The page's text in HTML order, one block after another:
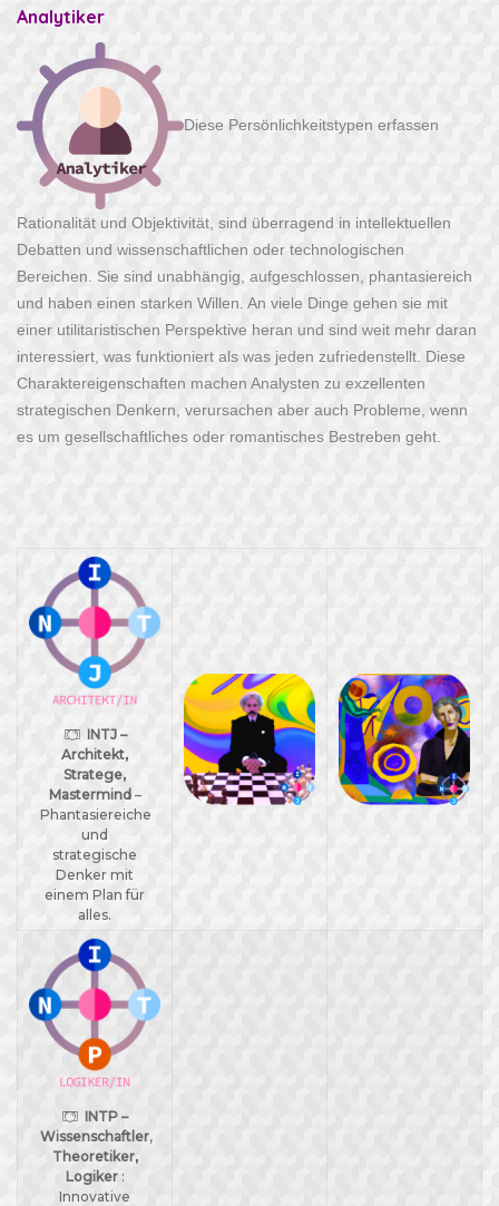
Analytiker
Diese Persönlichkeitstypen erfassen
Rationalität und Objektivität, sind überragend in intellektuellen
Debatten und wissenschaftlichen oder technologischen
Bereichen. Sie sind unabhängig, aufgeschlossen, phantasiereich
und haben einen starken Willen. An viele Dinge gehen sie mit
einer utilitaristischen Perspektive heran und sind weit mehr daran
interessiert, was funktioniert als was jeden zufriedenstellt. Diese
Charaktereigenschaften machen Analysten zu exzellenten
strategischen Denkern, verursachen aber auch Probleme, wenn
es um gesellschaftliches oder romantisches Bestreben geht.
INTJ –
Architekt,
Stratege,
Mastermind–
Phantasiereiche
und
strategische
Denker mit
einem Plan für
alles.
INTP –
Wissenschaftler,
Theoretiker,
Logiker:
Innovative